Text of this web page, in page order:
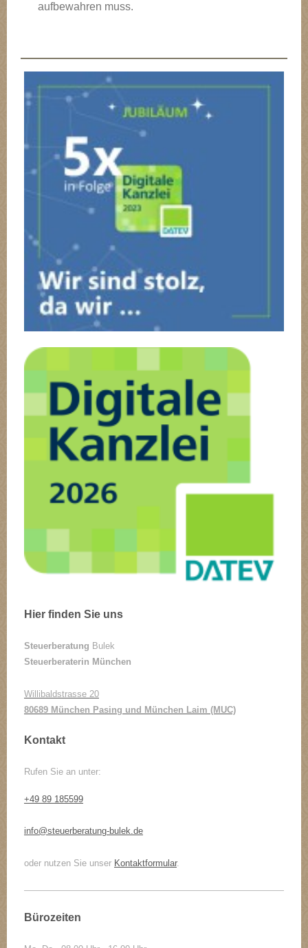
aufbewahren muss.
Hier finden Sie uns
Steuerberatung Bulek
Steuerberaterin München
Willibaldstrasse 20
80689 München Pasing und München Laim (MUC)
Kontakt
Rufen Sie an unter:
+49 89 185599
info@steuerberatung-bulek.de
oder nutzen Sie unser Kontaktformular.
Bürozeiten